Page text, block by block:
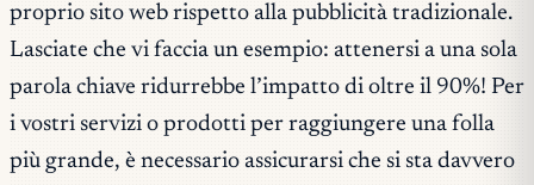
proprio sito web rispetto alla pubblicità tradizionale.
Lasciate che vi faccia un esempio: attenersi a una sola
parola chiave ridurrebbe l’impatto di oltre il 90%! Per
i vostri servizi o prodotti per raggiungere una folla
più grande, è necessario assicurarsi che si sta davvero